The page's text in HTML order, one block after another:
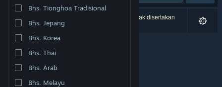
Ubah bahasa
Dapatkan Aplikasi Seluler Steam
Lihat situs web desktop
Bhs. Tionghoa Tradisional
Bhs. Jepang
Bhs. Korea
Bhs. Thai
Bhs. Arab
Bhs. Melayu
0 hasil cocok dengan pencarianmu. 2 produk tidak disertakan
berdasarkan preferensimu.